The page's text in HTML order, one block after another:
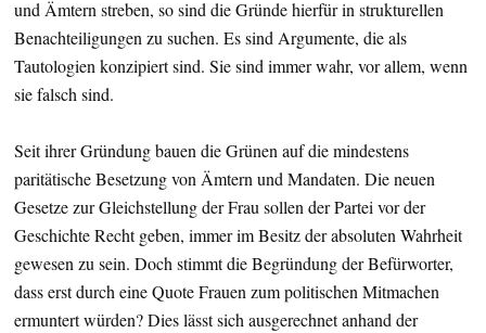
und Ämtern streben, so sind die Gründe hierfür in strukturellen
Benachteiligungen zu suchen. Es sind Argumente, die als
Tautologien konzipiert sind. Sie sind immer wahr, vor allem, wenn
sie falsch sind.
Seit ihrer Gründung bauen die Grünen auf die mindestens
paritätische Besetzung von Ämtern und Mandaten. Die neuen
Gesetze zur Gleichstellung der Frau sollen der Partei vor der
Geschichte Recht geben, immer im Besitz der absoluten Wahrheit
gewesen zu sein. Doch stimmt die Begründung der Befürworter,
dass erst durch eine Quote Frauen zum politischen Mitmachen
ermuntert würden? Dies lässt sich ausgerechnet anhand der